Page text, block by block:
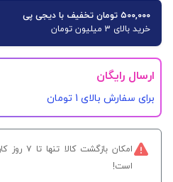
۵۰۰,۰۰۰ تومان تخفیف با دیجی پی
خرید بالای 3 میلیون تومان
ارسال رایگان
برای سفارش‌ بالای 1 تومان
امکان
است!